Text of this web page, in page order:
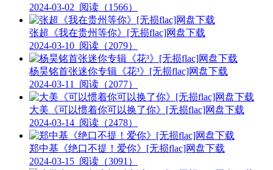
2024-03-02 阅读（1566）
张超《我在贵州等你》[无损flac]网盘下载
2024-03-10 阅读（2079）
杨昊铭首张迷你专辑《花³》[无损flac]网盘下载
2024-03-11
阅读（2077）
大美《可以惯着你可以换了你》[无损flac]网盘下载
2024-03-14 阅读（2478）
郑中基《绝口不提！爱你》[无损flac]网盘下载
2024-03-15 阅读（3091）